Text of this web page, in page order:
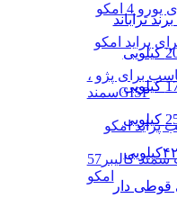
4 امکو
پراید امکو
برای پژو ،
سمندGISP
امکو
لنت ترمز جلو مناسب سمند کالیبر57
امکو
تراباند